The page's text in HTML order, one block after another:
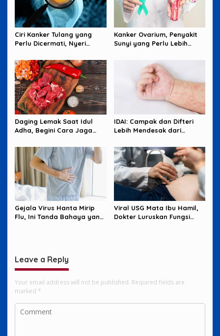
Ciri Kanker Tulang yang
Perlu Dicermati, Nyeri
Kanker Ovarium, Penyakit
Sunyi yang Perlu Lebih
Daging Lemak Saat Idul
Adha, Begini Cara Jaga
IDAI: Campak dan Difteri
Lebih Mendesak dari
Gejala Virus Hanta Mirip
Flu, Ini Tanda Bahaya yang
Viral USG Mata Ibu Hamil,
Dokter Luruskan Fungsi
Leave a Reply
Your email address will not be published. Required fields are
marked *